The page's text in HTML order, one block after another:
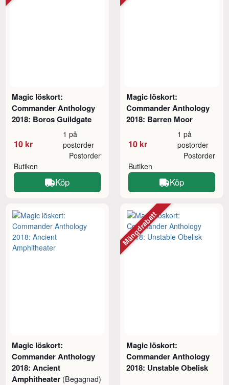
Magic löskort:
Commander Anthology
2018: Boros Guildgate
10 kr
1 på
postorder
Butiken
Postorder
Köp
Magic löskort:
Commander Anthology
2018: Barren Moor
10 kr
1 på
postorder
Butiken
Postorder
Köp
Magic löskort:
Commander Anthology
2018: Ancient
Amphitheater (Begagnad)
Magic löskort:
Commander Anthology
2018: Unstable Obelisk
Mängdrabatt